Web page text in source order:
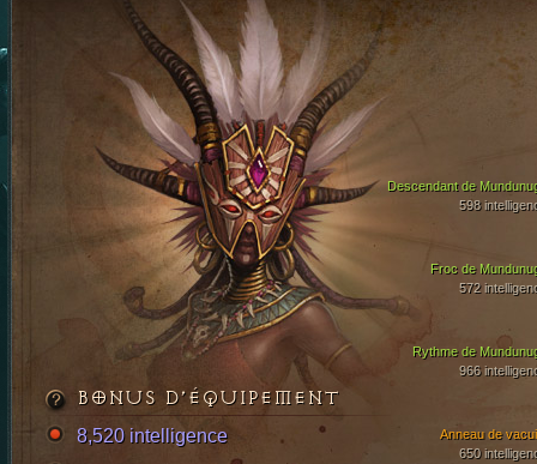
Froc de
572
Rythme de
966
Descendant de
598
Anneau de
650
BONUS D’ÉQUIPEMENT
8,520 intelligence